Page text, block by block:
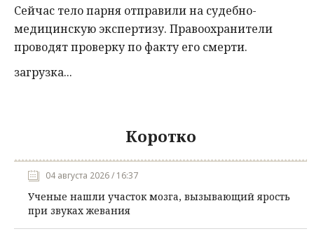
Сейчас тело парня отправили на судебно-
медицинскую экспертизу. Правоохранители
проводят проверку по факту его смерти.
загрузка...
Коротко
04 августа 2026 / 16:37
Ученые нашли участок мозга, вызывающий ярость
при звуках жевания